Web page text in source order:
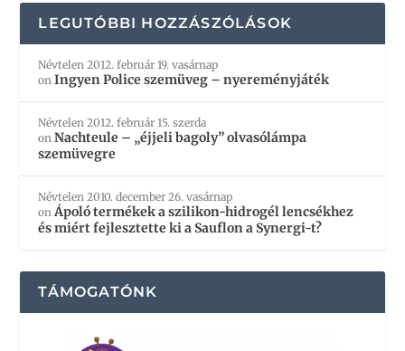
LEGUTÓBBI HOZZÁSZÓLÁSOK
Névtelen 2012. február 19. vasárnap
onIngyen Police szemüveg – nyereményjáték
Névtelen 2012. február 15. szerda
onNachteule – „éjjeli bagoly” olvasólámpa
szemüvegre
Névtelen 2010. december 26. vasárnap
onÁpoló termékek a szilikon-hidrogél lencsékhez
és miért fejlesztette ki a Sauflon a Synergi-t?
TÁMOGATÓNK